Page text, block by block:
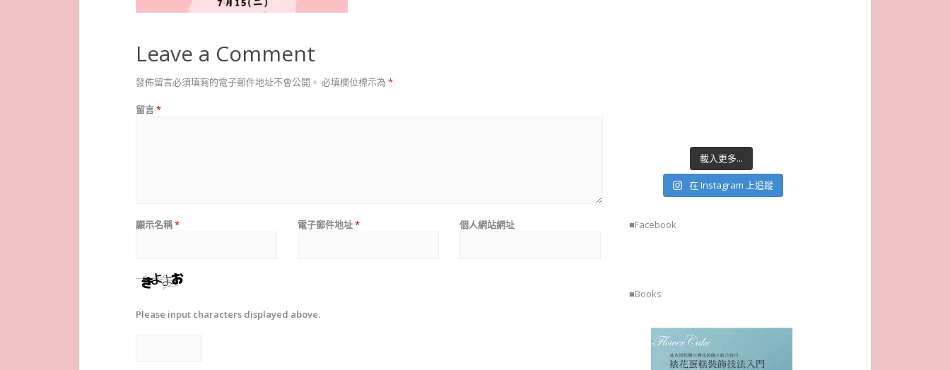
Leave a Comment
發佈留言必須填寫的電子郵件地址不會公開。 必填欄位標示為 *
留言*
顯示名稱* 電子郵件地址* 個人網站網址
Please input characters displayed above.
載入更多...
在 Instagram 上追蹤
■Facebook
■Books